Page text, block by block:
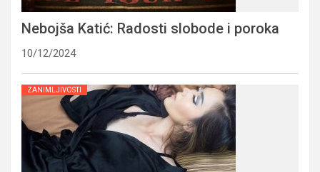
Nebojša Katić: Radosti slobode i poroka
10/12/2024
ZANIMLJIVOSTI